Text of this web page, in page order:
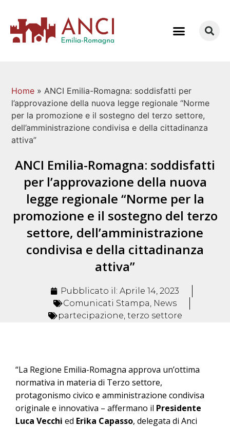
Home » ANCI Emilia-Romagna: soddisfatti per
l’approvazione della nuova legge regionale “Norme
per la promozione e il sostegno del terzo settore,
dell’amministrazione condivisa e della cittadinanza
attiva”
ANCI Emilia-Romagna: soddisfatti
per l’approvazione della nuova
legge regionale “Norme per la
promozione e il sostegno del terzo
settore, dell’amministrazione
condivisa e della cittadinanza
attiva”
Pubblicato il: Aprile 14, 2023
Comunicati Stampa News
partecipazione terzo settore
“La Regione Emilia-Romagna approva un’ottima
normativa in materia di Terzo settore,
protagonismo civico e amministrazione condivisa
originale e innovativa – affermano il Presidente
Luca Vecchi ed Erika Capasso, delegata di Anci